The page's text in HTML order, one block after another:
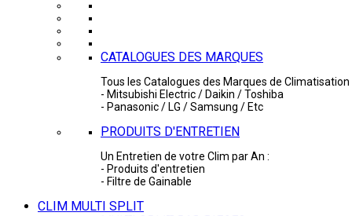
CATALOGUES DES MARQUES
Tous les Catalogues des Marques de Climatisation
- Mitsubishi Electric / Daikin / Toshiba
- Panasonic / LG / Samsung / Etc
PRODUITS D'ENTRETIEN
Un Entretien de votre Clim par An :
- Produits d'entretien
- Filtre de Gainable
CLIM MULTI SPLIT